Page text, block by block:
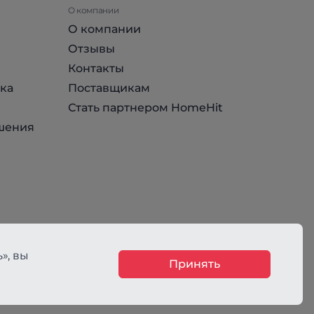
О компании
О компании
Отзывы
Контакты
Поставщикам
Стать партнером HomeHit
вы
Принять